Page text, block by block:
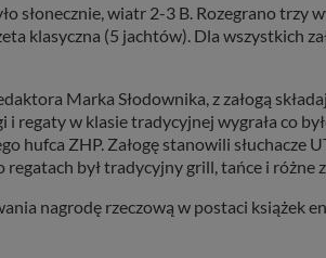
słonecznie, wiatr 2-3 B. Rozegrano trzy
klasyczna (5 jachtów). Dla wszystkich
Marka Słodownika, z załogą
regaty w klasie tradycyjnej wygrała co
hufca ZHP. Załogę stanowili słuchacze
regatach był tradycyjny grill, tańce i
nagrodę rzeczową w postaci książek